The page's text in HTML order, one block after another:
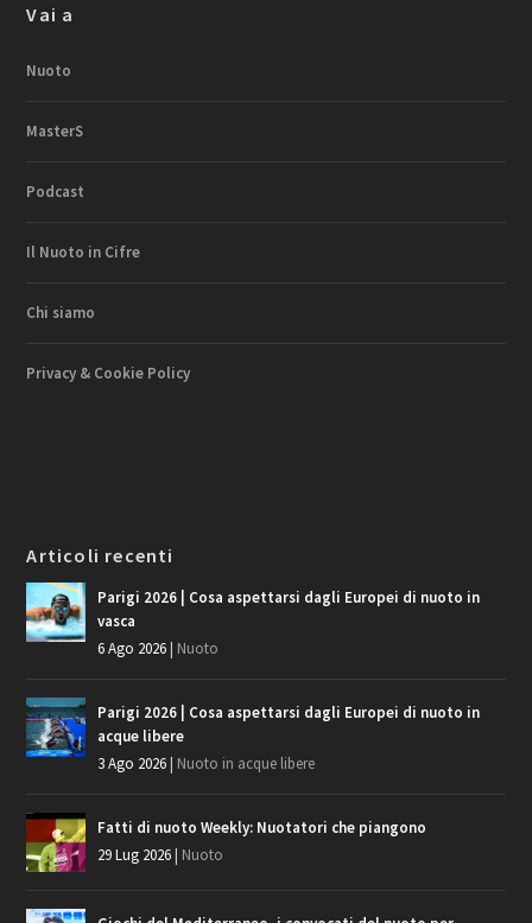
Vai a
Nuoto
MasterS
Podcast
Il Nuoto in Cifre
Chi siamo
Privacy & Cookie Policy
Articoli recenti
Parigi 2026 | Cosa aspettarsi dagli Europei di nuoto in
vasca
6 Ago 2026| Nuoto
Parigi 2026 | Cosa aspettarsi dagli Europei di nuoto in
acque libere
3 Ago 2026| Nuoto in acque libere
Fatti di nuoto Weekly: Nuotatori che piangono
29 Lug 2026| Nuoto